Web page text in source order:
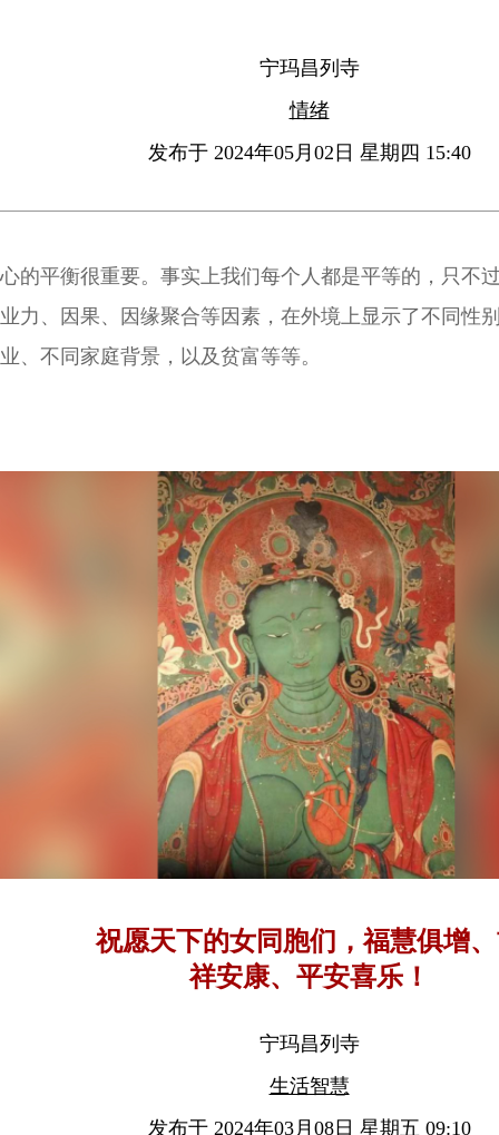
宁玛昌列寺
情绪
发布于 2024年05月02日 星期四 15:40
心的平衡很重要。事实上我们每个人都是平等的，只不
业力、因果、因缘聚合等因素，在外境上显示了不同性
业、不同家庭背景，以及贫富等等。
祝愿天下的女同胞们，福慧俱增
祥安康、平安喜乐！
宁玛昌列寺
生活智慧
发布于 2024年03月08日 星期五 09:10